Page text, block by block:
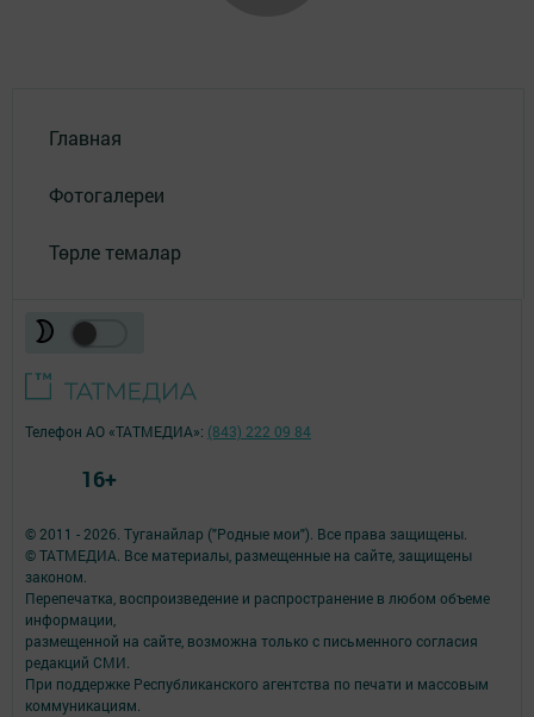
Главная
Фотогалереи
Төрле темалар
© 2011 - 2026. Туганайлар ("Родные мои"). Все права защищены.
© ТАТМЕДИА. Все материалы, размещенные на сайте, защищены
законом.
Перепечатка, воспроизведение и распространение в любом объеме
информации,
размещенной на сайте, возможна только с письменного согласия
редакций СМИ.
При поддержке Республиканского агентства по печати и массовым
коммуникациям.
Телефон АО «ТАТМЕДИА»: (843) 222 09 84
16+